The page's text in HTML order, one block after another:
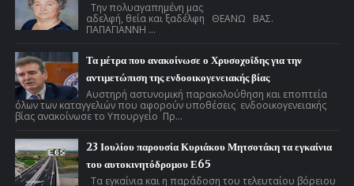
Την πολυαγαπημένη μας
αδελφή, θεία και ξαδέλφη ΘΕΑΝΩ ΒΑΣ.
ΠΑΠΑΓΙΑΝΝΗ ...
Τα μέτρα που ανακοίνωσε ο Χρυσοχοΐδης για την
αντιμετώπιση της ενδοοικογενειακής βίας
Αυστηρή αστυνομική παρακολούθηση και εποπτεία
όλων των καταγγελιών που αφορούν υποθέσεις ενδοοικογενειακής
βίας ανακοίνωσε το Υπουργείο Πρ...
23 Ιουλίου παρουσία Κυριάκου Μητσοτάκη τα εγκαίνια
του αυτοκινητόδρομου Ε65
Τα εγκαίνια και η παράδοση του τελευταίου βόρειου